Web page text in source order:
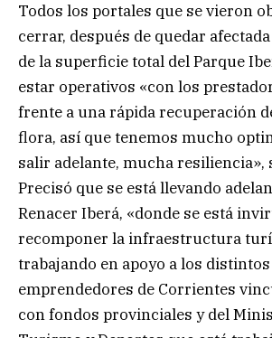
Todos los portales que se vieron
cerrar, después de quedar
de la superficie total del Parque
estar operativos «con los
frente a una rápida recuperación
flora, así que tenemos mucho
salir adelante, mucha resiliencia»,
Precisó que se está llevando
Renacer Iberá, «donde se está
recomponer la infraestructura
trabajando en apoyo a los
emprendedores de Corrientes
con fondos provinciales y del